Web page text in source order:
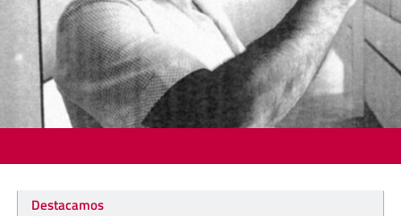
Destacamos